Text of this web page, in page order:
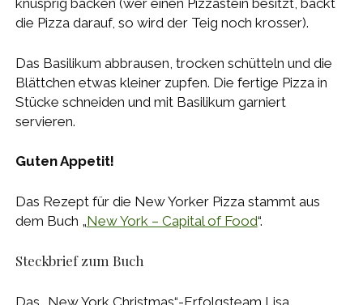
knusprig backen (wer einen Pizzastein besitzt, backt
die Pizza darauf, so wird der Teig noch krosser).
Das Basilikum abbrausen, trocken schütteln und die
Blättchen etwas kleiner zupfen. Die fertige Pizza in
Stücke schneiden und mit Basilikum garniert
servieren.
Guten Appetit!
Das Rezept für die New Yorker Pizza stammt aus
dem Buch „New York – Capital of Food“.
Steckbrief zum Buch
Das „New York Christmas“-Erfolgsteam Lisa